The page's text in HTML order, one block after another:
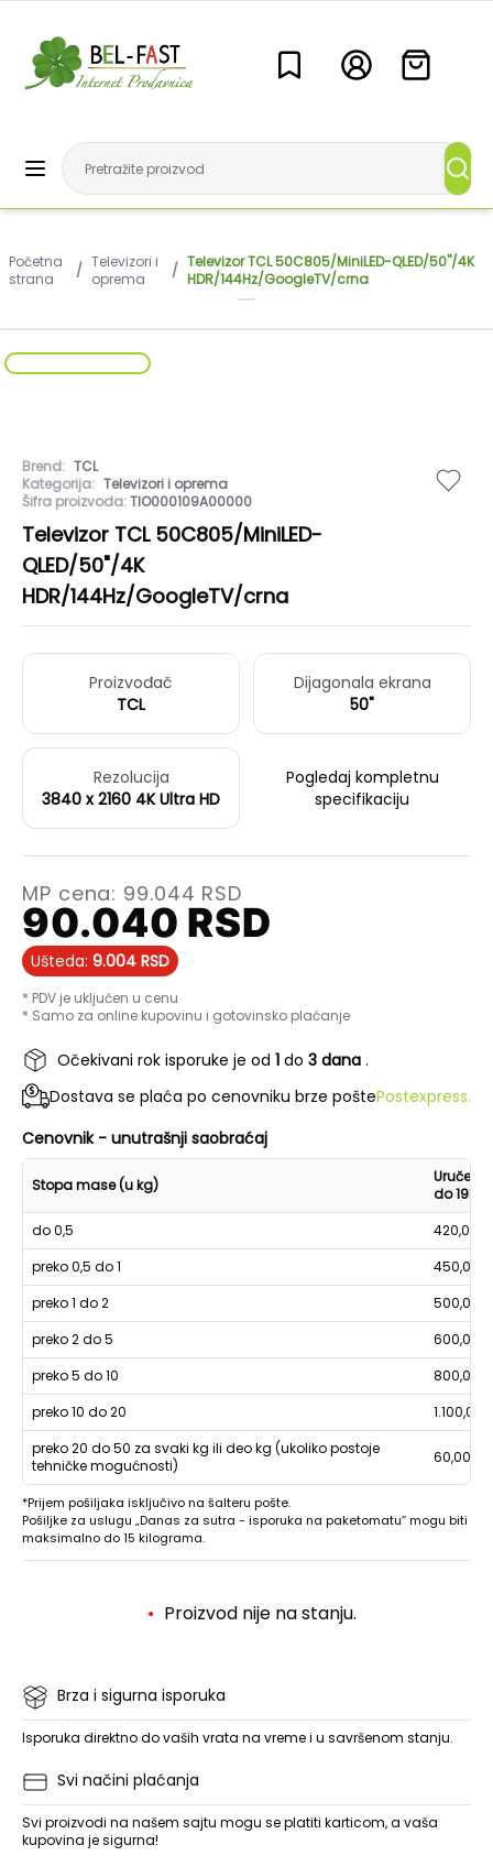
Početna
strana
/ Televizori i
oprema
/ Televizor TCL 50C805/MiniLED-QLED/50"/4K
HDR/144Hz/GoogleTV/crna
Brend: TCL
Kategorija: Televizori i oprema
Šifra proizvoda:TIO000109A00000
Televizor TCL 50C805/MiniLED-
QLED/50"/4K
HDR/144Hz/GoogleTV/crna
Proizvođač
TCL
Dijagonala ekrana
50"
Rezolucija
3840 x 2160 4K Ultra HD
Pogledaj kompletnu
specifikaciju
MP cena: 99.044 RSD
90.040 RSD
Ušteda: 9.004 RSD
* PDV je uključen u cenu
* Samo za online kupovinu i gotovinsko plaćanje
Očekivani rok isporuke je od 1 do 3 dana .
Dostava se plaća po cenovniku brze poštePostexpress.
Cenovnik - unutrašnji saobraćaj
Stopa mase (u kg)
Uručenje
do 19h
do 0,5
420,00
preko 0,5 do 1
450,00
preko 1 do 2
500,00
preko 2 do 5
600,00
preko 5 do 10
800,00
preko 10 do 20
1.100,00
preko 20 do 50 za svaki kg ili deo kg (ukoliko postoje
tehničke mogućnosti)
60,00
*Prijem pošiljaka isključivo na šalteru pošte.
Pošiljke za uslugu „Danas za sutra - isporuka na paketomatu“ mogu biti
maksimalno do 15 kilograma.
Proizvod nije na stanju.
Brza i sigurna isporuka
Isporuka direktno do vaših vrata na vreme i u savršenom stanju.
Svi načini plaćanja
Svi proizvodi na našem sajtu mogu se platiti karticom, a vaša
kupovina je sigurna!